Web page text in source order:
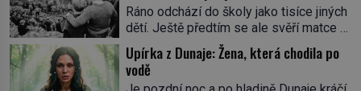
příroda proměnila v jednu z
nejpůsobivějších námořních záhad? […]
sklepa. Právě tady totiž sídlil sériový
vrah H. H. Holmes a také
nejpropracovanější past na lidi
v dějinách americké kriminalistiky.
Herman Webster Mudgett (1861–1896)
Ráno odchází do školy jako tisíce jiných
dětí. Ještě předtím se ale svěří matce s
podivným snem. Ve škole, kterou dobře
zná, tentokrát nevidí budovu ani
spolužáky. Místo nich se před ní tyčí
Upírka z Dunaje: Žena, která chodila po
vodě